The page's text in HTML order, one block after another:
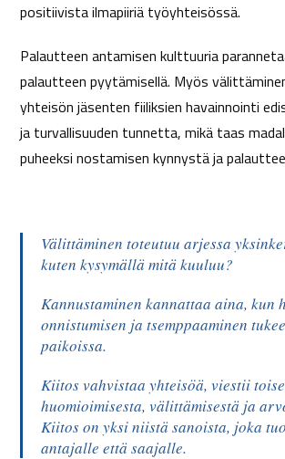
positiivista ilmapiiriä työyhteisössä.
Palautteen antamisen kulttuuria
palautteen pyytämisellä. Myös
yhteisön jäsenten fiiliksien havainnointi
ja turvallisuuden tunnetta, mikä taas
puheeksi nostamisen kynnystä ja
Välittäminen toteutuu arjessa
kuten kysymällä mitä kuuluu?
Kannustaminen kannattaa aina, kun
onnistumisen ja tsemppaaminen
paikoissa.
Kiitos vahvistaa yhteisöä, viestii
huomioimisesta, välittämisestä ja
Kiitos on yksi niistä sanoista, joka
antajalle että saajalle.